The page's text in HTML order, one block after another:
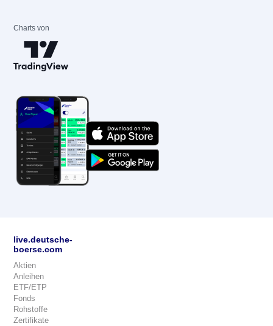
Charts von
live.deutsche-
boerse.com
Aktien
Anleihen
ETF/ETP
Fonds
Rohstoffe
Zertifikate